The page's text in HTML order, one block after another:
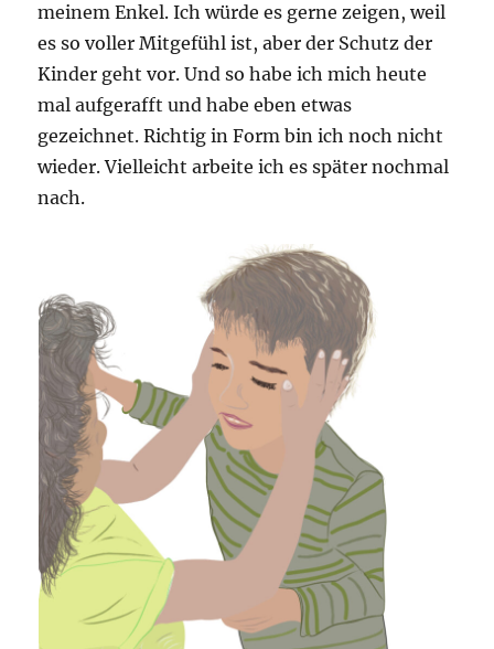
meinem Enkel. Ich würde es gerne zeigen, weil
es so voller Mitgefühl ist, aber der Schutz der
Kinder geht vor. Und so habe ich mich heute
mal aufgerafft und habe eben etwas
gezeichnet. Richtig in Form bin ich noch nicht
wieder. Vielleicht arbeite ich es später nochmal
nach.